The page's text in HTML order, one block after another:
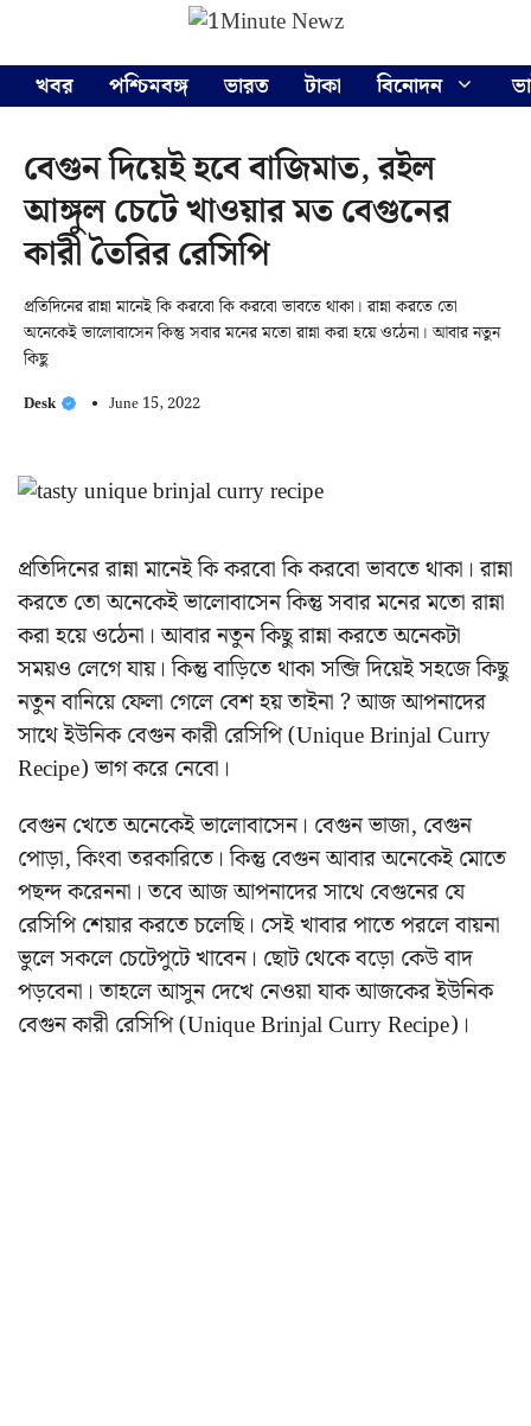
content
খবর
পশ্চিমবঙ্গ ভারত টাকা বিনোদন
বেগুন দিয়েই হবে বাজিমাত, রইল
আঙ্গুল চেটে খাওয়ার মত বেগুনের
কারী তৈরির রেসিপি
প্রতিদিনের রান্না মানেই কি করবো কি করবো ভাবতে থাকা। রান্না করতে তো
অনেকেই ভালোবাসেন কিন্তু সবার মনের মতো রান্না করা হয়ে ওঠেনা। আবার নতুন
কিছু
Desk June 15, 2022
প্রতিদিনের রান্না মানেই কি করবো কি করবো ভাবতে থাকা। রান্না
করতে তো অনেকেই ভালোবাসেন কিন্তু সবার মনের মতো রান্না
করা হয়ে ওঠেনা। আবার নতুন কিছু রান্না করতে অনেকটা
সময়ও লেগে যায়। কিন্তু বাড়িতে থাকা সব্জি দিয়েই সহজে কিছু
নতুন বানিয়ে ফেলা গেলে বেশ হয় তাইনা ? আজ আপনাদের
সাথে ইউনিক বেগুন কারী রেসিপি (Unique Brinjal Curry
Recipe) ভাগ করে নেবো।
বেগুন খেতে অনেকেই ভালোবাসেন। বেগুন ভাজা, বেগুন
পোড়া, কিংবা তরকারিতে। কিন্তু বেগুন আবার অনেকেই মোতে
পছন্দ করেননা। তবে আজ আপনাদের সাথে বেগুনের যে
রেসিপি শেয়ার করতে চলেছি। সেই খাবার পাতে পরলে বায়না
ভুলে সকলে চেটেপুটে খাবেন। ছোট থেকে বড়ো কেউ বাদ
পড়বেনা। তাহলে আসুন দেখে নেওয়া যাক আজকের ইউনিক
বেগুন কারী রেসিপি (Unique Brinjal Curry Recipe)।